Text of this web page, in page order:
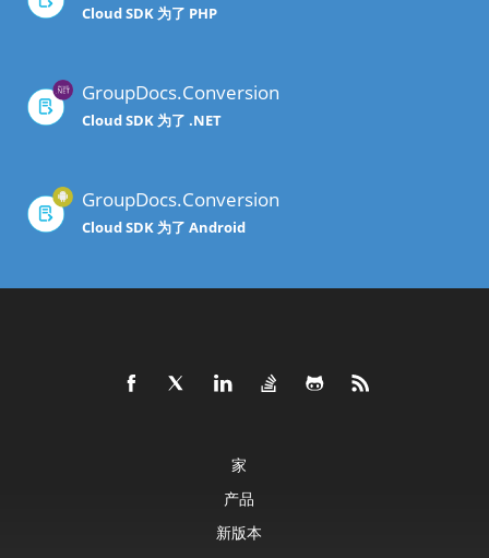
Cloud SDK 为了 PHP
GroupDocs.Conversion
Cloud SDK 为了 .NET
GroupDocs.Conversion
Cloud SDK 为了 Android
家
产品
新版本